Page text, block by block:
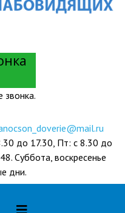
звонка.
до 17.30, Пт: с 8.30 до
Суббота, воскресенье
дни.